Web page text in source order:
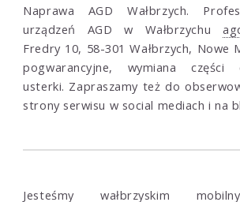
Naprawa AGD Wałbrzych.
urządzeń AGD w Wałbrzychu
Fredry 10, 58-301 Wałbrzych, Nowe
pogwarancyjne, wymiana części
usterki. Zapraszamy też do
strony serwisu w social mediach i na
Jesteśmy wałbrzyskim